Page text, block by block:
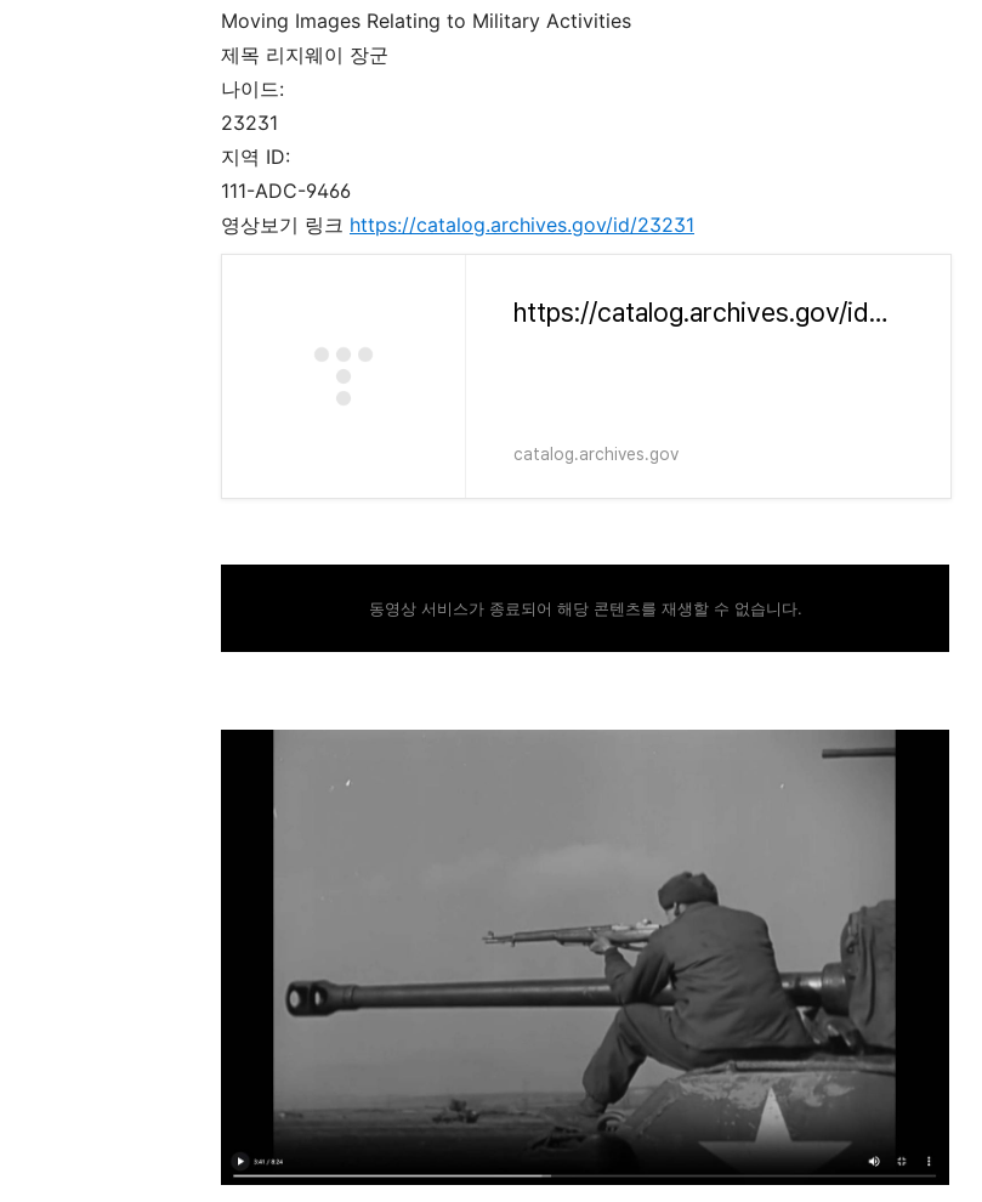
Moving Images Relating to Military Activities
제목 리지웨이 장군
나이드:
23231
지역 ID:
111-ADC-9466
영상보기 링크 https://catalog.archives.gov/id/23231
https://catalog.archives.gov/id/23231
catalog.archives.gov
동영상 서비스가 종료되어 해당 콘텐츠를 재생할 수 없습니다.